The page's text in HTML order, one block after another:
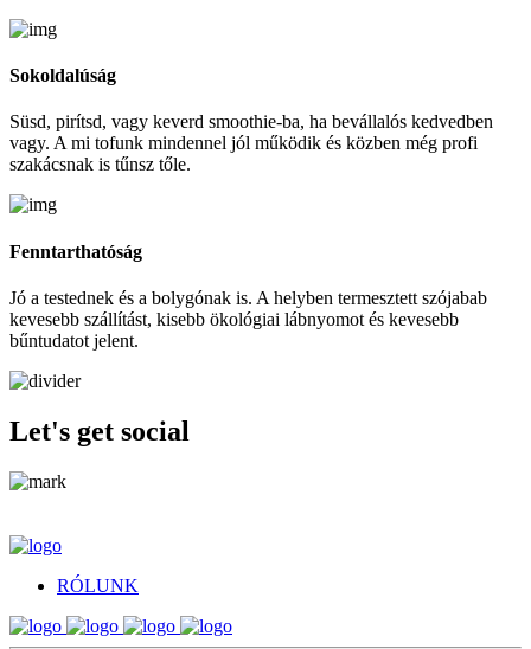
Sokoldalúság
Süsd, pirítsd, vagy keverd smoothie-ba, ha bevállalós kedvedben
vagy. A mi tofunk mindennel jól működik és közben még profi
szakácsnak is tűnsz tőle.
Fenntarthatóság
Jó a testednek és a bolygónak is. A helyben termesztett szójabab
kevesebb szállítást, kisebb ökológiai lábnyomot és kevesebb
bűntudatot jelent.
Let's get social
RÓLUNK